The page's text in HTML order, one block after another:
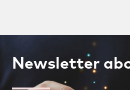
Newsletter